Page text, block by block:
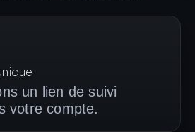
un lien de suivi
votre compte.